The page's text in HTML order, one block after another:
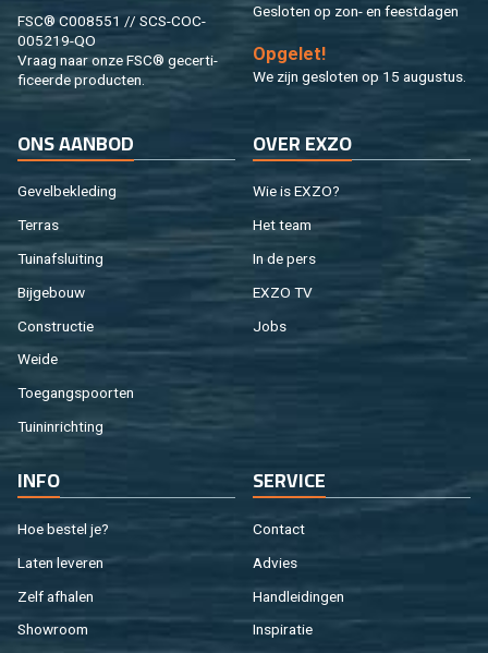
FSC® C008551 // SCS-COC-
005219-QO
Vraag naar onze FSC® ge­cer­ti­
fi­ceer­de pro­duc­ten.
Ge­slo­ten op zon- en feest­da­gen
Op­ge­let!
We zijn ge­slo­ten op 15 au­gus­tus.
ONS AAN­BOD
Ge­vel­be­kle­ding
Ter­ras
Tuin­af­slui­ting
Bij­ge­bouw
Con­struc­tie
Weide
Toe­gangs­poor­ten
Tuin­in­rich­ting
OVER EXZO
Wie is EXZO?
Het team
In de pers
EXZO TV
Jobs
INFO
Hoe be­stel je?
Laten le­ve­ren
Zelf af­ha­len
Show­room
SER­VI­CE
Con­tact
Ad­vies
Hand­lei­din­gen
In­spi­ra­tie